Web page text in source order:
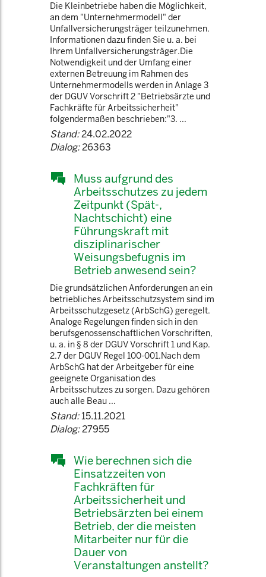
Die Kleinbetriebe haben die Möglichkeit,
an dem "Unternehmermodell" der
Unfallversicherungsträger teilzunehmen.
Informationen dazu finden Sie u. a. bei
Ihrem Unfallversicherungsträger.Die
Notwendigkeit und der Umfang einer
externen Betreuung im Rahmen des
Unternehmermodells werden in Anlage 3
der DGUV Vorschrift 2 "Betriebsärzte und
Fachkräfte für Arbeitssicherheit"
folgendermaßen beschrieben:"3. ...
Stand:24.02.2022
Dialog:26363
Muss aufgrund des
Arbeitsschutzes zu jedem
Zeitpunkt (Spät-,
Nachtschicht) eine
Führungskraft mit
disziplinarischer
Weisungsbefugnis im
Betrieb anwesend sein?
Die grundsätzlichen Anforderungen an ein
betriebliches Arbeitsschutzsystem sind im
Arbeitsschutzgesetz (ArbSchG) geregelt.
Analoge Regelungen finden sich in den
berufsgenossenschaftlichen Vorschriften,
u. a. in § 8 der DGUV Vorschrift 1 und Kap.
2.7 der DGUV Regel 100-001.Nach dem
ArbSchG hat der Arbeitgeber für eine
geeignete Organisation des
Arbeitsschutzes zu sorgen. Dazu gehören
auch alle Beau ...
Stand:15.11.2021
Dialog:27955
Wie berechnen sich die
Einsatzzeiten von
Fachkräften für
Arbeitssicherheit und
Betriebsärzten bei einem
Betrieb, der die meisten
Mitarbeiter nur für die
Dauer von
Veranstaltungen anstellt?